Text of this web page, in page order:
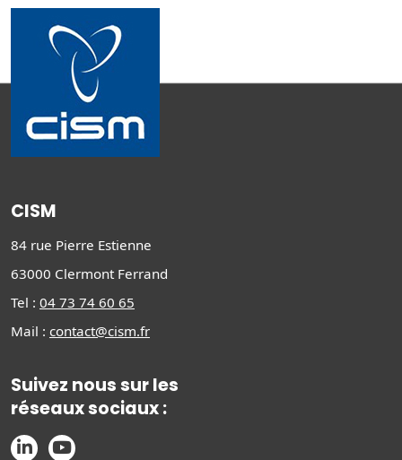
CISM
84 rue Pierre Estienne
63000 Clermont Ferrand
Tel : 04 73 74 60 65
Mail : contact@cism.fr
Suivez nous sur les
réseaux sociaux :